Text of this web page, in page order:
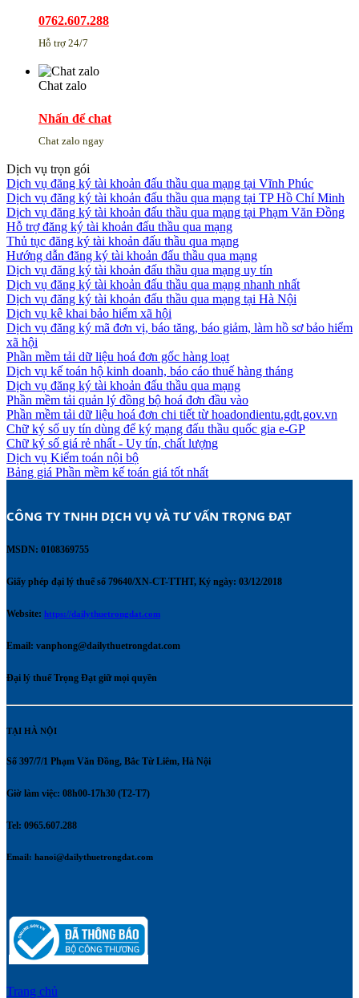
0762.607.288
Hỗ trợ 24/7
Chat zalo
Nhấn để chat
Chat zalo ngay
Dịch vụ trọn gói
Dịch vụ đăng ký tài khoản đấu thầu qua mạng tại Vĩnh Phúc
Dịch vụ đăng ký tài khoản đấu thầu qua mạng tại TP Hồ Chí Minh
Dịch vụ đăng ký tài khoản đấu thầu qua mạng tại Phạm Văn Đồng
Hỗ trợ đăng ký tài khoản đấu thầu qua mạng
Thủ tục đăng ký tài khoản đấu thầu qua mạng
Hướng dẫn đăng ký tài khoản đấu thầu qua mạng
Dịch vụ đăng ký tài khoản đấu thầu qua mạng uy tín
Dịch vụ đăng ký tài khoản đấu thầu qua mạng nhanh nhất
Dịch vụ đăng ký tài khoản đấu thầu qua mạng tại Hà Nội
Dịch vụ kê khai bảo hiểm xã hội
Dịch vụ đăng ký mã đơn vị, báo tăng, báo giảm, làm hồ sơ bảo hiểm
xã hội
Phần mềm tải dữ liệu hoá đơn gốc hàng loạt
Dịch vụ kế toán hộ kinh doanh, báo cáo thuế hàng tháng
Dịch vụ đăng ký tài khoản đấu thầu qua mạng
Phần mềm tải quản lý đồng bộ hoá đơn đầu vào
Phần mềm tải dữ liệu hoá đơn chi tiết từ hoadondientu.gdt.gov.vn
Chữ ký số uy tín dùng để ký mạng đấu thầu quốc gia e-GP
Chữ ký số giá rẻ nhất - Uy tín, chất lượng
Dịch vụ Kiểm toán nội bộ
Bảng giá Phần mềm kế toán giá tốt nhất
CÔNG TY TNHH DỊCH VỤ VÀ TƯ VẤN TRỌNG ĐẠT
MSDN: 0108369755
Giấy phép đại lý thuế số 79640/XN-CT-TTHT, Ký ngày: 03/12/2018
Website: https://dailythuetrongdat.com
Email: vanphong@dailythuetrongdat.com
Đại lý thuế Trọng Đạt giữ mọi quyền
TẠI HÀ NỘI
Số 397/7/1 Phạm Văn Đồng, Bắc Từ Liêm, Hà Nội
Giờ làm việc: 08h00-17h30 (T2-T7)
Tel: 0965.607.288
Email: hanoi@dailythuetrongdat.com
Trang chủ